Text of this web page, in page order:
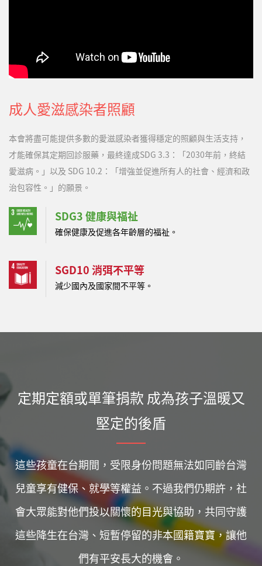
成人愛滋感染者照顧
本會將盡可能提供多數的愛滋感染者獲得穩定的照顧與生活支持，
才能確保其定期回診服藥，最終達成SDG 3.3：「2030年前，終結
愛滋病。」以及 SDG 10.2：「增強並促進所有人的社會、經濟和政
治包容性。」的願景。
SDG3 健康與福祉
確保健康及促進各年齡層的福祉。
SGD10 消弭不平等
減少國內及國家間不平等。
定期定額或單筆捐款 成為孩子溫暖又
堅定的後盾
這些孩童在台期間，受限身份問題無法如同齡台灣
兒童享有健保、就學等權益。不過我們仍期許，社
會大眾能對他們投以關懷的目光與協助，共同守護
這些降生在台灣、短暫停留的非本國籍寶寶，讓他
們有平安長大的機會。